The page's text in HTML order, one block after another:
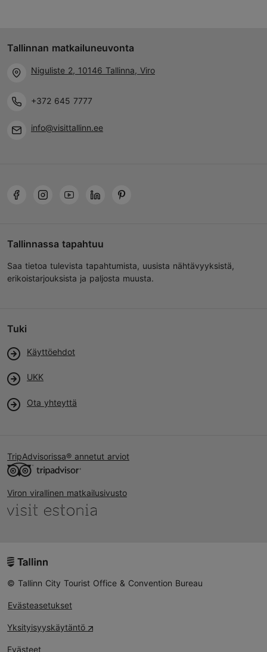
ma – su 11:00–22:00
+372 501 2618
perustuu
249 arvioon
Lue ja kirjoita kommentteja TripAdvisorissa
Tallinnan matkailuneuvonta
Niguliste 2, 10146 Tallinna, Viro
+372 645 7777
info@visittallinn.ee
Tallinnassa tapahtuu
Saa tietoa tulevista tapahtumista, uusista nähtävyyksistä,
erikoistarjouksista ja paljosta muusta.
Tuki
Käyttöehdot
UKK
Ota yhteyttä
TripAdvisorissa® annetut arviot
Viron virallinen matkailusivusto
© Tallinn City Tourist Office & Convention Bureau
Evästeasetukset
Yksityisyyskäytäntö
Evästeet